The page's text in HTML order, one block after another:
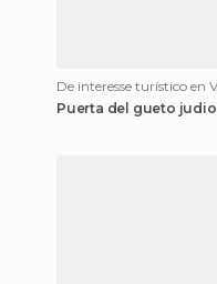
Puerta del gueto judio